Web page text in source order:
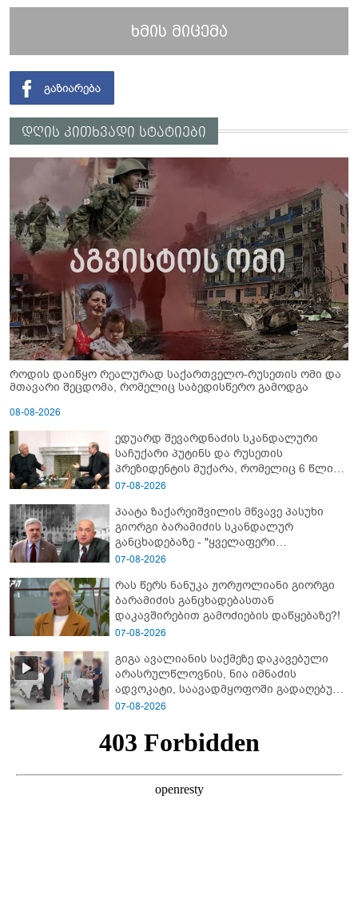
ხმის მიცემა
დღის კითხვადი სტატიები
როდის დაიწყო რეალურად საქართველო-რუსეთის ომი და
მთავარი შეცდომა, რომელიც საბედისწერო გამოდგა
08-08-2026
ედუარდ შევარდნაძის სკანდალური
საჩუქარი პუტინს და რუსეთის
პრეზიდენტის მუქარა, რომელიც 6 წლის
შემდეგ აასრულა
07-08-2026
პაატა ზაქარეიშვილის მწვავე პასუხი
გიორგი ბარამიძის სკანდალურ
განცხადებაზე - "ყველაფერი
დეტალურად ვიცი... კამანში მოკლული
ბარამიძე კი ტყუის"
07-08-2026
რას წერს ნანუკა ჟორჟოლიანი გიორგი
ბარამიძის განცხადებასთან
დაკავშირებით გამოძიების დაწყებაზე?!
07-08-2026
გიგა ავალიანის საქმეზე დაკავებული
არასრულწლოვნის, ნია იმნაძის
ადვოკატი, საავადმყოფოში გადაღებულ
კადრებს ავრცელებს
07-08-2026